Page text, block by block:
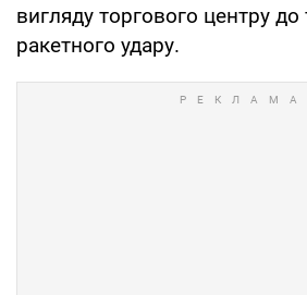
вигляду торгового центру до
ракетного удару.